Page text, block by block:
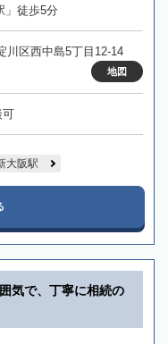
」徒歩5分
川区西中島5丁目12-14
地図
可
大阪駅
気で、丁寧に相続の